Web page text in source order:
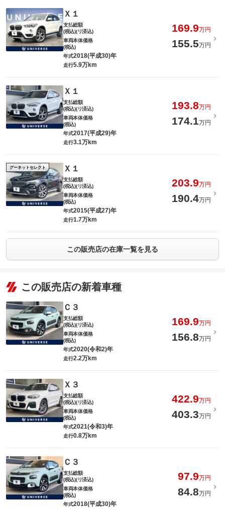
Ｘ１
支払総額
(税込)(リ済込)
169.9万円
車両本体価格
(税込)
155.5万円
年式2018(平成30)年
走行5.9万km
Ｘ１
支払総額
(税込)(リ済込)
193.8万円
車両本体価格
(税込)
174.1万円
年式2017(平成29)年
走行3.1万km
グーネットセレクト Ｘ１
支払総額
(税込)(リ済込)
203.9万円
車両本体価格
(税込)
190.4万円
年式2015(平成27)年
走行1.7万km
この販売店の在庫一覧を見る
この販売店の新着車種
Ｃ３
支払総額
(税込)(リ済込)
169.9万円
車両本体価格
(税込)
156.8万円
年式2020(令和2)年
走行2.2万km
Ｘ３
支払総額
(税込)(リ済込)
422.9万円
車両本体価格
(税込)
403.3万円
年式2021(令和3)年
走行0.8万km
Ｃ３
支払総額
(税込)(リ済込)
97.9万円
車両本体価格
(税込)
84.8万円
年式2018(平成30)年